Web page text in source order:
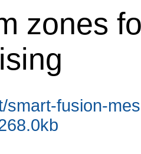
zones
smart-fusion-